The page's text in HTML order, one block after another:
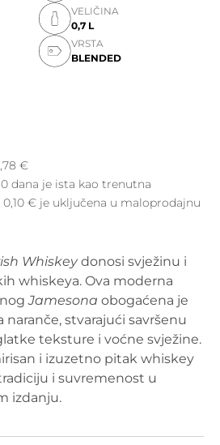
VELIČINA
0,7 L
VRSTA
BLENDED
€
dana je ista kao trenutna
€ je uključena u maloprodajnu
Whiskeydonosi svježinu i
whiskeya. Ova moderna
Jamesona obogaćena je
stvarajući savršenu
teksture i voćne svježine.
i izuzetno pitak whiskey
i suvremenost u
izdanju.